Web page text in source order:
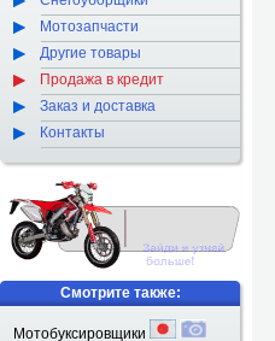
Мотозапчасти
Другие товары
Продажа в кредит
Заказ и доставка
Контакты
Смотрите также:
Мотобуксировщики